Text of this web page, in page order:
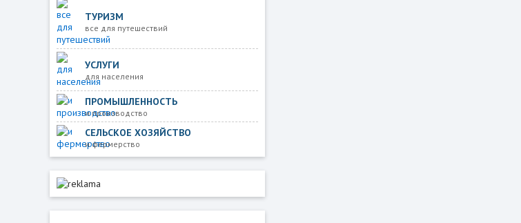
ТУРИЗМ
все для путешествий
УСЛУГИ
для населения
ПРОМЫШЛЕННОСТЬ
и производство
СЕЛЬСКОЕ ХОЗЯЙСТВО
и фермерство